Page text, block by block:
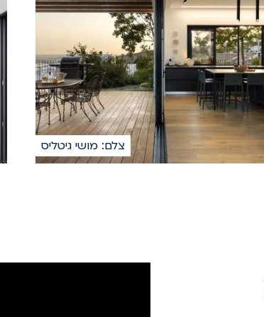
צלם: מושי גיטליס